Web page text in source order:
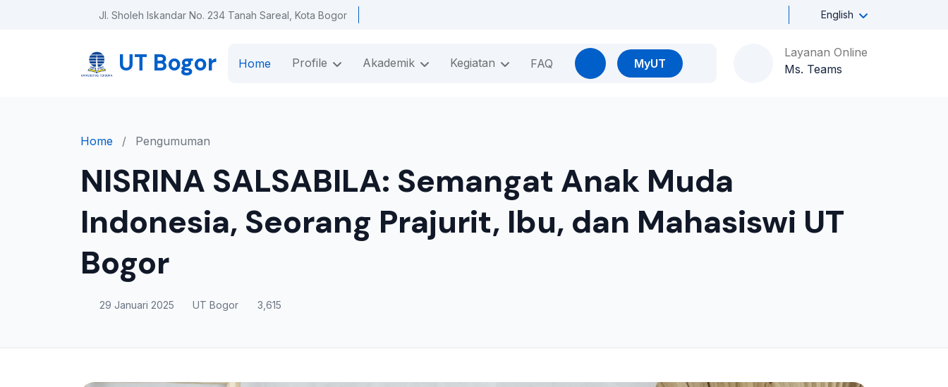
Jl. Sholeh Iskandar No. 234 Tanah Sareal, Kota Bogor English
UT Bogor Home Profile Akademik Kegiatan FAQ MyUT
Layanan Online
Ms. Teams
Home / Pengumuman
NISRINA SALSABILA: Semangat Anak Muda
Indonesia, Seorang Prajurit, Ibu, dan Mahasiswi UT
Bogor
29 Januari 2025 UT Bogor 3,615